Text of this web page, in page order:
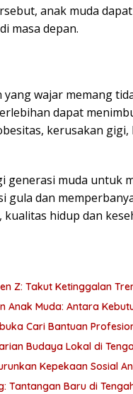
anak muda
masa depan.
yang wajar memang
dapat
kerusakan
generasi muda untuk
gula dan
hidup dan
Z: Takut Ketinggalan
Anak Muda: Antara
Cari Bantuan
Budaya Lokal di
Kepekaan Sosial
Tantangan Baru di